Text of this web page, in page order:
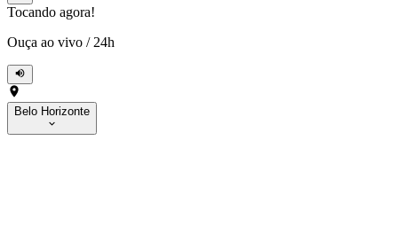
Tocando agora!
Ouça ao vivo / 24h
Belo Horizonte